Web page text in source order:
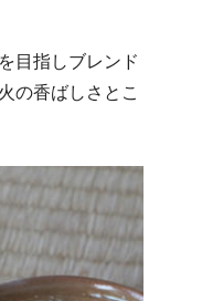
目指しブレンド
の香ばしさとこ